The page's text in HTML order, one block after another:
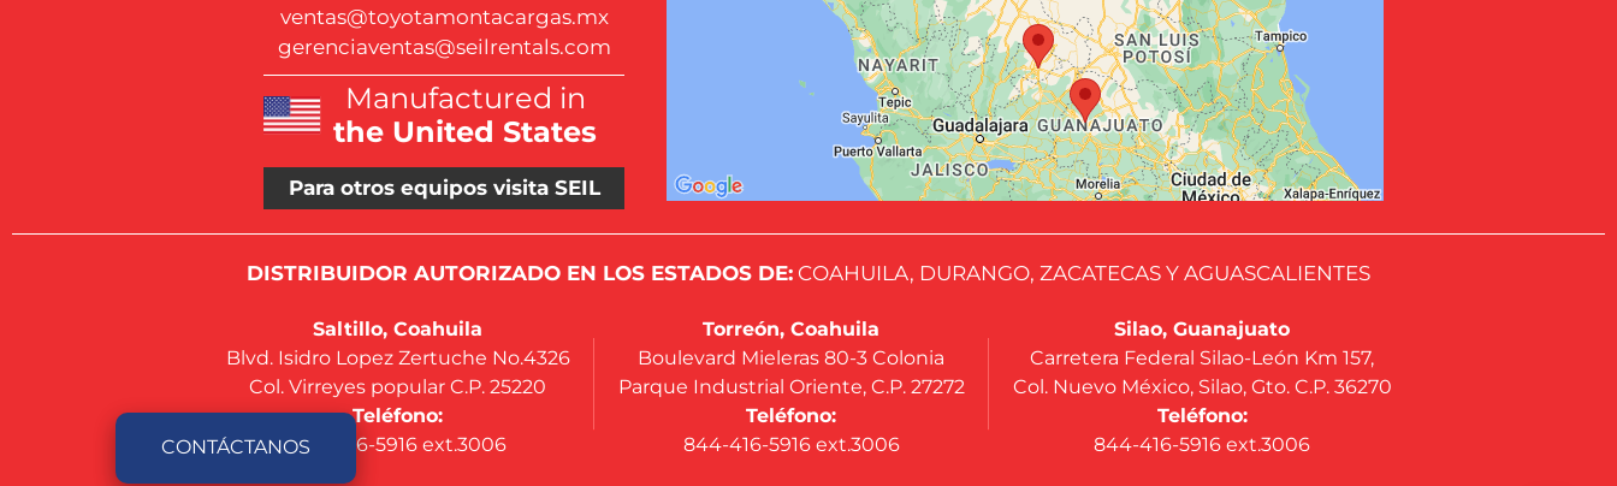
ventas@toyotamontacargas.mx
gerenciaventas@seilrentals.com
Manufactured in
the United States
Para otros equipos visita SEIL
DISTRIBUIDOR AUTORIZADO EN LOS ESTADOS DE: COAHUILA, DURANGO, ZACATECAS Y AGUASCALIENTES
Saltillo, Coahuila
Blvd. Isidro Lopez Zertuche No.4326
Col. Virreyes popular C.P. 25220
Teléfono:
844-416-5916 ext.3006
Torreón, Coahuila
Boulevard Mieleras 80-3 Colonia
Parque Industrial Oriente, C.P. 27272
Teléfono:
844-416-5916 ext.3006
Silao, Guanajuato
Carretera Federal Silao-León Km 157,
Col. Nuevo México, Silao, Gto. C.P. 36270
Teléfono:
844-416-5916 ext.3006
CONTÁCTANOS